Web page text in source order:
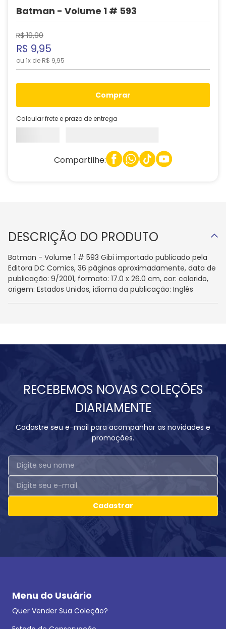
Batman - Volume 1 # 593
R$ 19,90
R$ 9,95
ou 1x de R$ 9,95
comprar
Calcular frete e prazo de entrega
Compartilhe:
DESCRIÇÃO DO PRODUTO
Batman - Volume 1 # 593 Gibi importado publicado pela
Editora DC Comics, 36 páginas aproximadamente, data de
publicação: 9/2001, formato: 17.0 x 26.0 cm, cor: colorido,
origem: Estados Unidos, idioma da publicação: Inglês
RECEBEMOS NOVAS COLEÇÕES
DIARIAMENTE
Cadastre seu e-mail para acompanhar as novidades e
promoções.
Cadastrar
Menu do Usuário
Quer Vender Sua Coleção?